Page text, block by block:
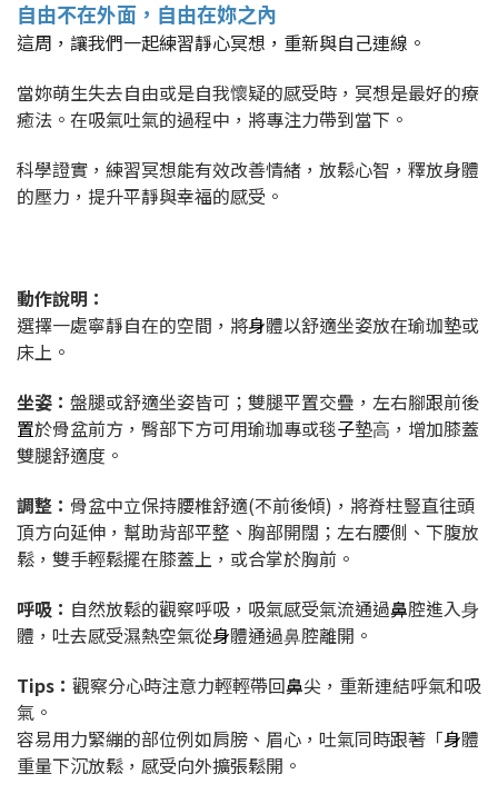
自由不在外面，自由在妳之內
這周，讓我們一起練習靜心冥想，重新與自己連線。
當妳萌生失去自由或是自我懷疑的感受時，冥想是最好的療
癒法。在吸氣吐氣的過程中，將專注力帶到當下。
科學證實，練習冥想能有效改善情緒，放鬆心智，釋放身體
的壓力，提升平靜與幸福的感受。
動作說明：
選擇⼀處寧靜⾃在的空間，將身體以舒適坐姿放在瑜珈墊或
床上。
坐姿： 盤腿或舒適坐姿皆可；雙腿平置交疊，左右腳跟前後
置於骨盆前⽅，臀部下⽅可⽤瑜珈專或毯子墊⾼，增加膝蓋
雙腿舒適度。
調整： 骨盆中立保持腰椎舒適(不前後傾)，將脊柱豎直往頭
頂⽅向延伸，幫助背部平整、胸部開闊；左右腰側、下腹放
鬆，雙⼿輕鬆擺在膝蓋上，或合掌於胸前。
呼吸： ⾃然放鬆的觀察呼吸，吸氣感受氣流通過鼻腔進入⾝
體，吐去感受濕熱空氣從身體通過⿐腔離開。
Tips： 觀察分⼼時注意⼒輕輕帶回鼻尖，重新連結呼氣和吸
氣。
容易⽤⼒緊繃的部位例如肩膀、眉⼼，吐氣同時跟著「身體
重量下沉放鬆，感受向外擴張鬆開。